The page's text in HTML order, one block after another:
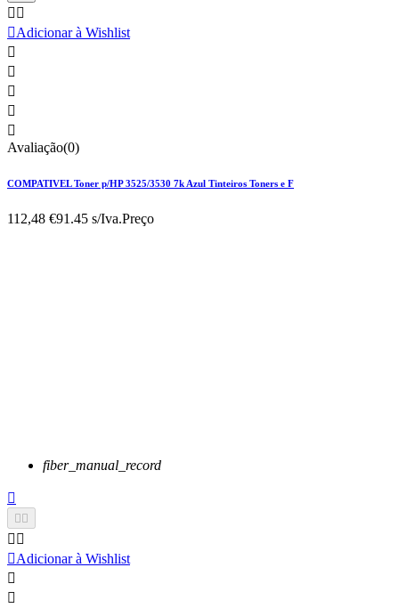
 
Adicionar à Wishlist





Avaliação(0)
COMPATIVEL Toner p/HP 3525/3530 7k Azul Tinteiros Toners e F
112,48 €91.45 s/Iva.Preço
fiber_manual_record


 
Adicionar à Wishlist

